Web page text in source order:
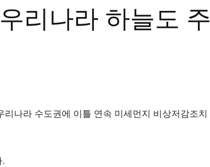
리나라 하늘도 주
나라 수도권에 이틀 연속 미세먼지 비상저감조치